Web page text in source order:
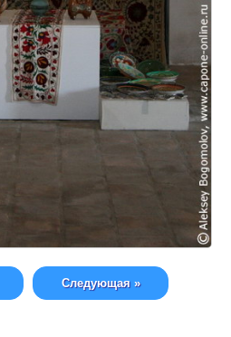
Следующая »